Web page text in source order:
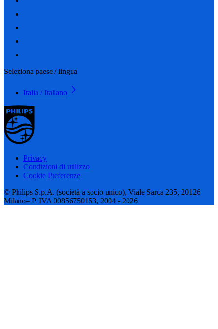
Seleziona paese / lingua
Italia / Italiano
Privacy
Condizioni di utilizzo
Cookie Preferenze
© Philips S.p.A. (società a socio unico), Viale Sarca 235, 20126
Milano– P. IVA 00856750153, 2004 - 2026